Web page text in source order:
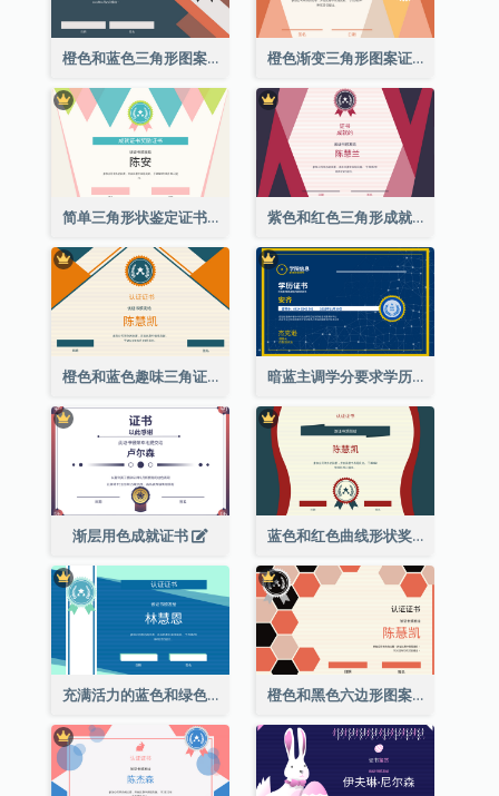
橙色和蓝色三角形图案证书 橙色渐变三角形图案证书
简单三角形状鉴定证书 紫色和红色三角形成就证书
橙色和蓝色趣味三角证书 暗蓝主调学分要求学历证书
渐层用色成就证书 蓝色和红色曲线形状奖证书
充满活力的蓝色和绿色徽章证书 橙色和黑色六边形图案证书